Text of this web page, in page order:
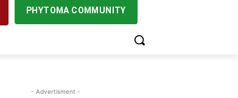
PHYTOMA COMMUNITY
- Advertisment -